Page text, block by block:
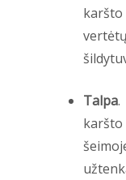
Talpa.